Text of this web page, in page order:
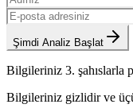
Şimdi Analiz Başlat
Bilgileriniz 3. şahıslarla
Bilgileriniz gizlidir ve